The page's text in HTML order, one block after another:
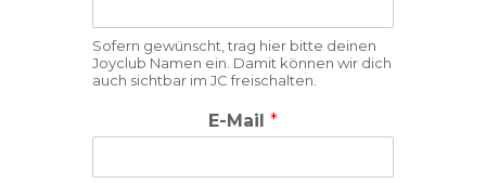
Sofern gewünscht, trag hier bitte deinen
Joyclub Namen ein. Damit können wir dich
auch sichtbar im JC freischalten.
E-Mail *